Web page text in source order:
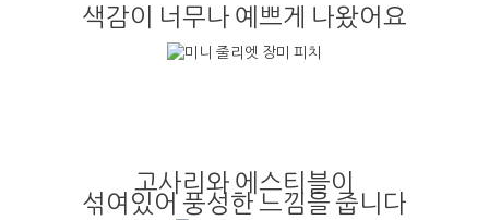
색감이 너무나 예쁘게 나왔어요
고사리와 에스티블이
섞여있어 풍성한 느낌을 줍니다